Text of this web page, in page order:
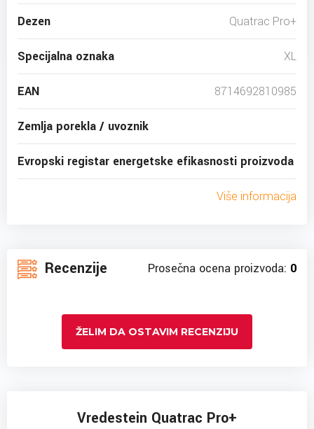
Dezen Quatrac Pro+
Specijalna oznaka XL
EAN 8714692810985
Zemlja porekla / uvoznik
Evropski registar energetske efikasnosti proizvoda
Više informacija
Recenzije Prosečna ocena proizvoda: 0
ŽELIM DA OSTAVIM RECENZIJU
Vredestein Quatrac Pro+